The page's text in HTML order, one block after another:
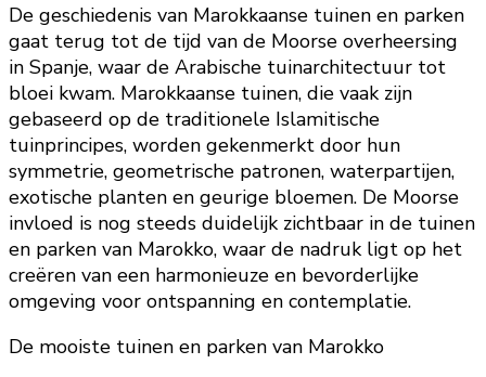
De geschiedenis van Marokkaanse tuinen en parken
gaat terug tot de tijd van de Moorse overheersing
in Spanje, waar de Arabische tuinarchitectuur tot
bloei kwam. Marokkaanse tuinen, die vaak zijn
gebaseerd op de traditionele Islamitische
tuinprincipes, worden gekenmerkt door hun
symmetrie, geometrische patronen, waterpartijen,
exotische planten en geurige bloemen. De Moorse
invloed is nog steeds duidelijk zichtbaar in de tuinen
en parken van Marokko, waar de nadruk ligt op het
creëren van een harmonieuze en bevorderlijke
omgeving voor ontspanning en contemplatie.
De mooiste tuinen en parken van Marokko